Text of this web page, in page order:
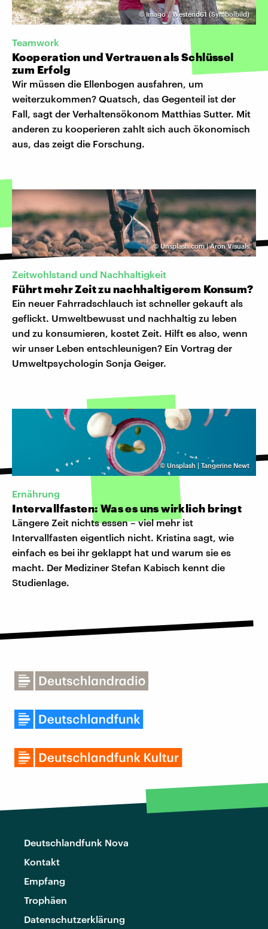
©Imago / Westend61 (Symbolbild)
Teamwork
Kooperation und Vertrauen als Schlüssel
zum Erfolg
Wir müssen die Ellenbogen ausfahren, um
weiterzukommen? Quatsch, das Gegenteil ist der
Fall, sagt der Verhaltensökonom Matthias Sutter. Mit
anderen zu kooperieren zahlt sich auch ökonomisch
aus, das zeigt die Forschung.
©Unsplash.com | Aron Visuals
Zeitwohlstand und Nachhaltigkeit
Führt mehr Zeit zu nachhaltigerem Konsum?
Ein neuer Fahrradschlauch ist schneller gekauft als
geflickt. Umweltbewusst und nachhaltig zu leben
und zu konsumieren, kostet Zeit. Hilft es also, wenn
wir unser Leben entschleunigen? Ein Vortrag der
Umweltpsychologin Sonja Geiger.
© Unsplash | Tangerine Newt
Ernährung
Intervallfasten: Was es uns wirklich bringt
Längere Zeit nichts essen – viel mehr ist
Intervallfasten eigentlich nicht. Kristina sagt, wie
einfach es bei ihr geklappt hat und warum sie es
macht. Der Mediziner Stefan Kabisch kennt die
Studienlage.
Deutschlandfunk Nova
Kontakt
Empfang
Trophäen
Datenschutzerklärung